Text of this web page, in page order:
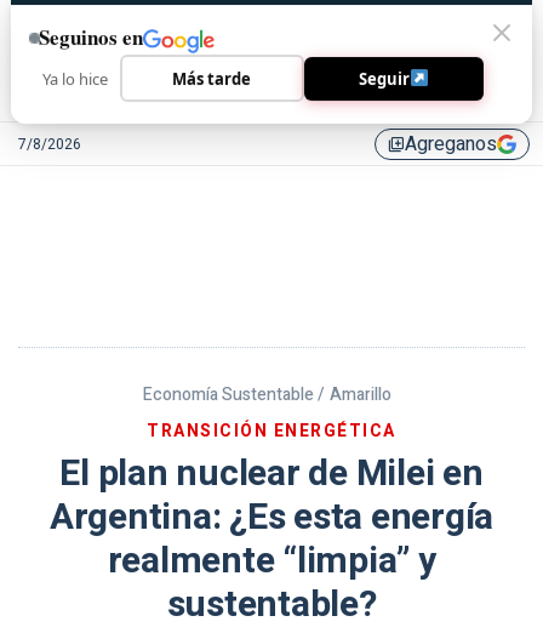
7/8/2026 library_addAgreganos
Economía Sustentable / Amarillo
TRANSICIÓN ENERGÉTICA
El plan nuclear de Milei en
Argentina: ¿Es esta energía
realmente “limpia” y
sustentable?
Seguinos en
Ya lo hice Más tarde Seguir